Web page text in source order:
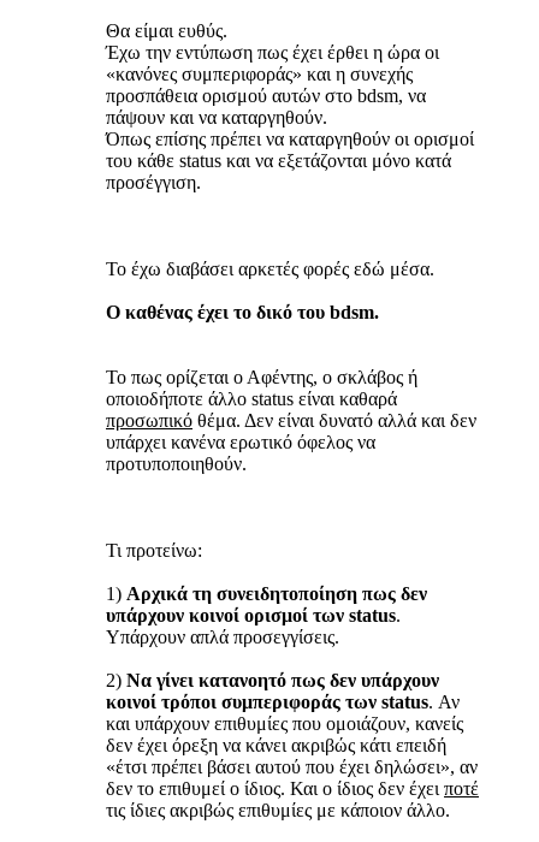
Θα είμαι ευθύς.
Έχω την εντύπωση πως έχει έρθει η ώρα οι
«κανόνες συμπεριφοράς» και η συνεχής
προσπάθεια ορισμού αυτών στο bdsm, να
πάψουν και να καταργηθούν.
Όπως επίσης πρέπει να καταργηθούν οι ορισμοί
του κάθε status και να εξετάζονται μόνο κατά
προσέγγιση.
Το έχω διαβάσει αρκετές φορές εδώ μέσα.
Ο καθένας έχει το δικό του bdsm.
Το πως ορίζεται ο Αφέντης, ο σκλάβος ή
οποιοδήποτε άλλο status είναι καθαρά
προσωπικό θέμα. Δεν είναι δυνατό αλλά και δεν
υπάρχει κανένα ερωτικό όφελος να
προτυποποιηθούν.
Τι προτείνω:
1) Αρχικά τη συνειδητοποίηση πως δεν
υπάρχουν κοινοί ορισμοί των status.
Υπάρχουν απλά προσεγγίσεις.
2) Να γίνει κατανοητό πως δεν υπάρχουν
κοινοί τρόποι συμπεριφοράς των status. Αν
και υπάρχουν επιθυμίες που ομοιάζουν, κανείς
δεν έχει όρεξη να κάνει ακριβώς κάτι επειδή
«έτσι πρέπει βάσει αυτού που έχει δηλώσει», αν
δεν το επιθυμεί ο ίδιος. Και ο ίδιος δεν έχει ποτέ
τις ίδιες ακριβώς επιθυμίες με κάποιον άλλο.